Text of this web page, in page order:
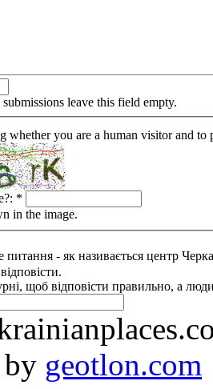
leave this field empty.
whether you are a human visitor and to
*
in the image.
питання - як називається центр
щоб відповісти правильно, а
geotlon.com